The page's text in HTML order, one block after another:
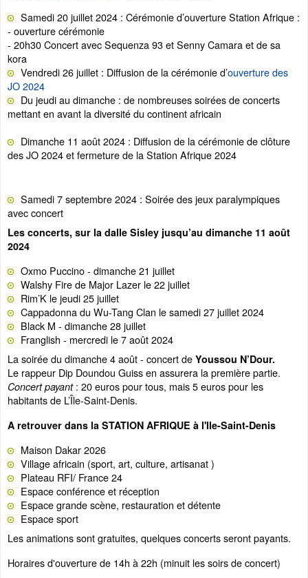
Samedi 20 juillet 2024 : Cérémonie d’ouverture Station Afrique :
- ouverture cérémonie
- 20h30 Concert avec Sequenza 93 et Senny Camara et de sa
kora
Vendredi 26 juillet : Diffusion de la cérémonie d’ouverture des
JO 2024
Du jeudi au dimanche : de nombreuses soirées de concerts
mettant en avant la diversité du continent africain
Dimanche 11 août 2024 : Diffusion de la cérémonie de clôture
des JO 2024 et fermeture de la Station Afrique 2024
Samedi 7 septembre 2024 : Soirée des jeux paralympiques
avec concert
Les concerts, sur la dalle Sisley jusqu’au dimanche 11 août
2024
Oxmo Puccino - dimanche 21 juillet
Walshy Fire de Major Lazer le 22 juillet
Rim’K le jeudi 25 juillet
Cappadonna du Wu-Tang Clan le samedi 27 juillet 2024
Black M - dimanche 28 juillet
Franglish - mercredi le 7 août 2024
La soirée du dimanche 4 août - concert de Youssou N’Dour.
Le rappeur Dip Doundou Guiss en assurera la première partie.
Concert payant: 20 euros pour tous, mais 5 euros pour les
habitants de L’Île-Saint-Denis.
A retrouver dans la STATION AFRIQUE à l'Ile-Saint-Denis
Maison Dakar 2026
Village africain (sport, art, culture, artisanat )
Plateau RFI/ France 24
Espace conférence et réception
Espace grande scène, restauration et détente
Espace sport
Les animations sont gratuites, quelques concerts seront payants.
Horaires d'ouverture de 14h à 22h (minuit les soirs de concert)